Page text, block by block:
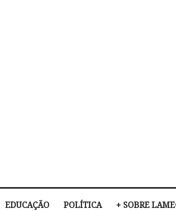
EDUCAÇÃO POLÍTICA + SOBRE